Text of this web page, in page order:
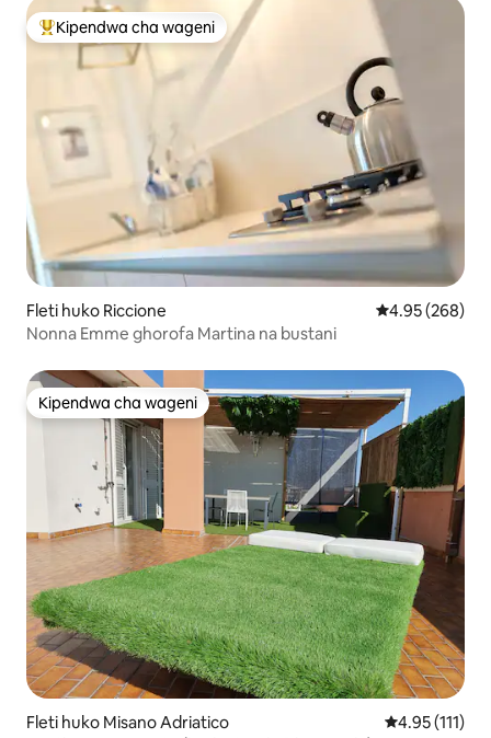
Kipendwa maarufu cha wageni
Kipendwa cha wageni
Fleti huko Riccione Ukadiriaji wa
4.95 (268)
Nonna Emme ghorofa Martina na bustani
Kipendwa cha wageni
Kipendwa cha wageni
Fleti huko Misano Adriatico Ukadiriaji wa
4.95 (111)